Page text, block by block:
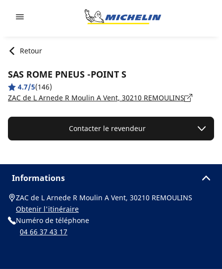
Retour
SAS ROME PNEUS -POINT S
4.7/5(146)
ZAC de L Arnede R Moulin A Vent, 30210 REMOULINS
Contacter le revendeur
Informations
ZAC de L Arnede R Moulin A Vent, 30210 REMOULINS
Obtenir l'itinéraire
Numéro de téléphone
04 66 37 43 17